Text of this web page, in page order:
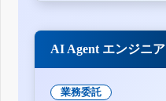
AI Agent エンジニア
業務委託